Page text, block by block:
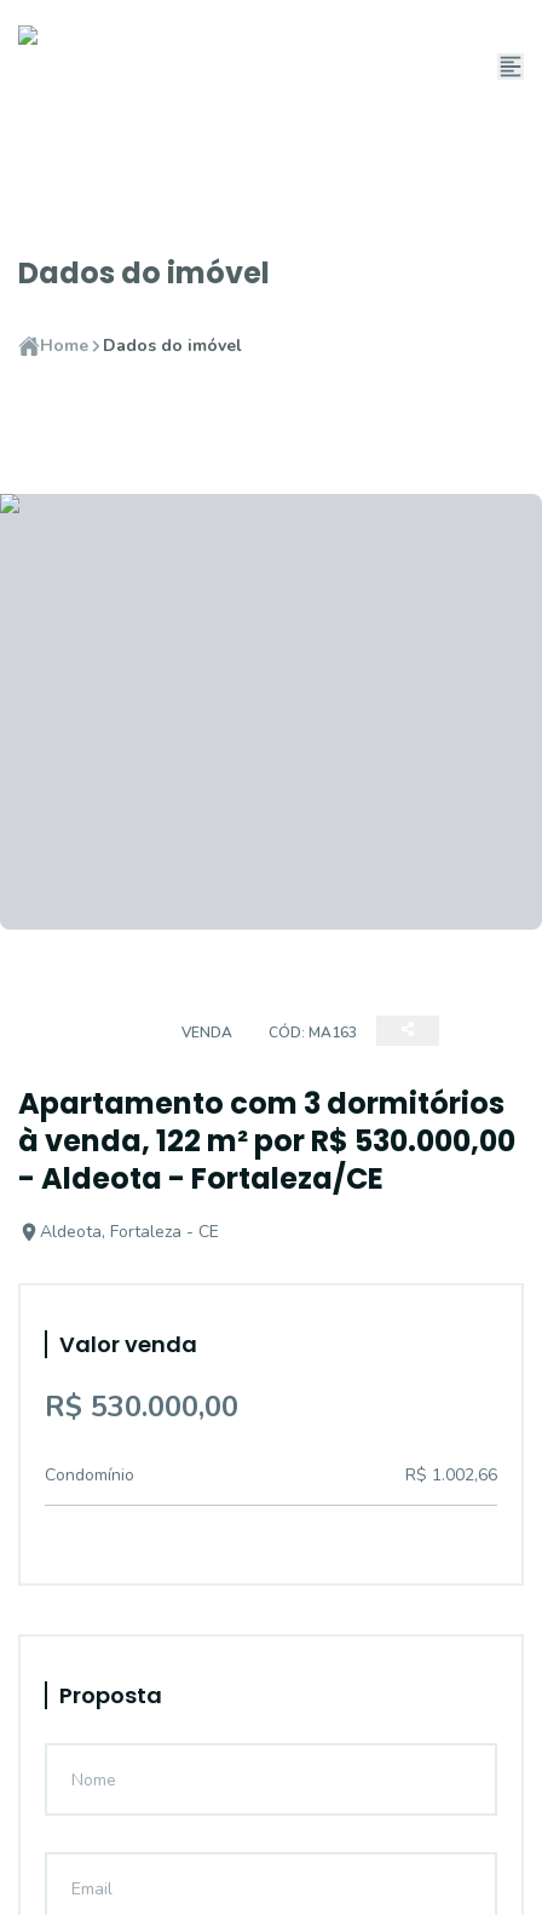
Dados do imóvel
Home Dados do imóvel
VENDA CÓD: MA163
Apartamento com 3 dormitórios
à venda, 122 m² por R$ 530.000,00
- Aldeota - Fortaleza/CE
Aldeota, Fortaleza - CE
Valor venda
R$ 530.000,00
Condomínio R$ 1.002,66
Proposta